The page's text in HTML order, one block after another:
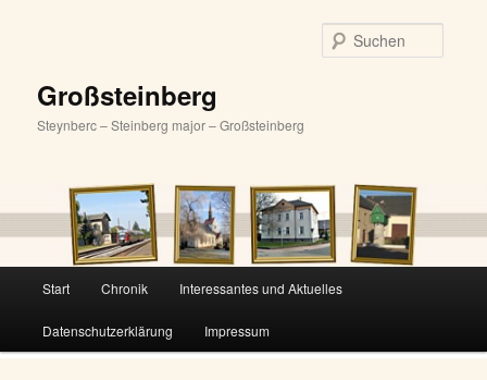
Großsteinberg
Steynberc – Steinberg major – Großsteinberg
Start Chronik Interessantes und Aktuelles
Datenschutzerklärung Impressum